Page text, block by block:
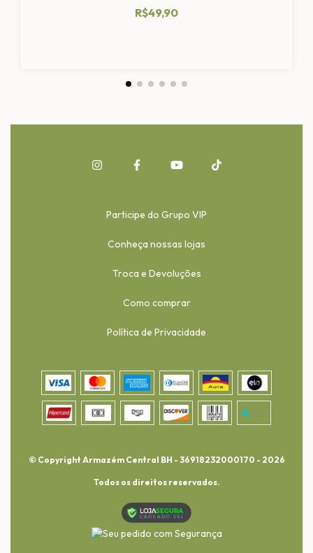
R$49,90
Participe do Grupo VIP
Conheça nossas lojas
Troca e Devoluções
Como comprar
Política de Privacidade
© Copyright Armazém Central BH - 36918232000170 - 2026
Todos os direitos reservados.